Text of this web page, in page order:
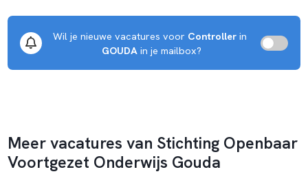
Wil je nieuwe vacatures voor Controller in
GOUDA in je mailbox?
Meer vacatures van Stichting Openbaar
Voortgezet Onderwijs Gouda